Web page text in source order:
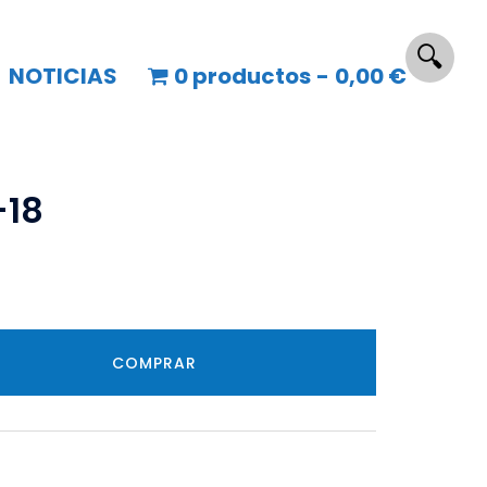
🔍
NOTICIAS 0 productos 0,00 €
COMPRAR